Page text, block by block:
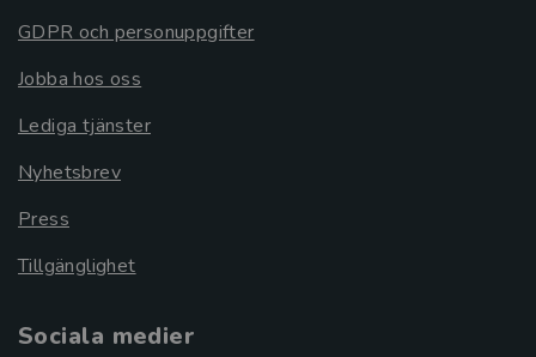
GDPR och personuppgifter
Jobba hos oss
Lediga tjänster
Nyhetsbrev
Press
Tillgänglighet
Sociala medier